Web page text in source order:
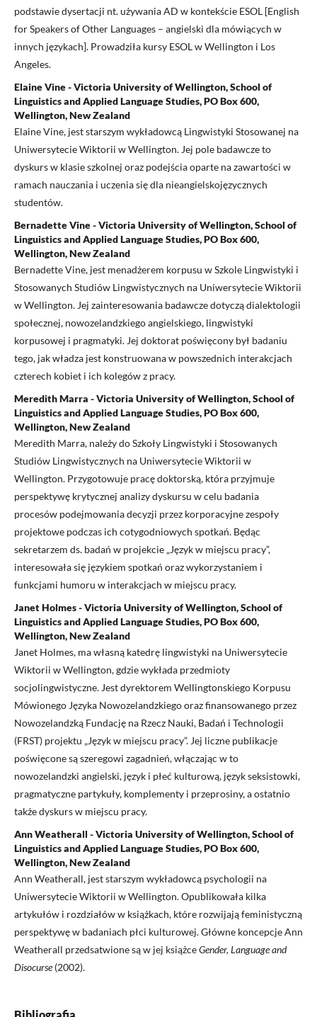
podstawie dysertacji nt. używania AD w kontekście ESOL [English
for Speakers of Other Languages – angielski dla mówiących w
innych językach]. Prowadziła kursy ESOL w Wellington i Los
Angeles.
Elaine Vine - Victoria University of Wellington, School of
Linguistics and Applied Language Studies, PO Box 600,
Wellington, New Zealand
Elaine Vine, jest starszym wykładowcą Lingwistyki Stosowanej na
Uniwersytecie Wiktorii w Wellington. Jej pole badawcze to
dyskurs w klasie szkolnej oraz podejścia oparte na zawartości w
ramach nauczania i uczenia się dla nieangielskojęzycznych
studentów.
Bernadette Vine - Victoria University of Wellington, School of
Linguistics and Applied Language Studies, PO Box 600,
Wellington, New Zealand
Bernadette Vine, jest menadżerem korpusu w Szkole Lingwistyki i
Stosowanych Studiów Lingwistycznych na Uniwersytecie Wiktorii
w Wellington. Jej zainteresowania badawcze dotyczą dialektologii
społecznej, nowozelandzkiego angielskiego, lingwistyki
korpusowej i pragmatyki. Jej doktorat poświęcony był badaniu
tego, jak władza jest konstruowana w powszednich interakcjach
czterech kobiet i ich kolegów z pracy.
Meredith Marra - Victoria University of Wellington, School of
Linguistics and Applied Language Studies, PO Box 600,
Wellington, New Zealand
Meredith Marra, należy do Szkoły Lingwistyki i Stosowanych
Studiów Lingwistycznych na Uniwersytecie Wiktorii w
Wellington. Przygotowuje pracę doktorską, która przyjmuje
perspektywę krytycznej analizy dyskursu w celu badania
procesów podejmowania decyzji przez korporacyjne zespoły
projektowe podczas ich cotygodniowych spotkań. Będąc
sekretarzem ds. badań w projekcie „Język w miejscu pracy”,
interesowała się językiem spotkań oraz wykorzystaniem i
funkcjami humoru w interakcjach w miejscu pracy.
Janet Holmes - Victoria University of Wellington, School of
Linguistics and Applied Language Studies, PO Box 600,
Wellington, New Zealand
Janet Holmes, ma własną katedrę lingwistyki na Uniwersytecie
Wiktorii w Wellington, gdzie wykłada przedmioty
socjolingwistyczne. Jest dyrektorem Wellingtonskiego Korpusu
Mówionego Języka Nowozelandzkiego oraz finansowanego przez
Nowozelandzką Fundację na Rzecz Nauki, Badań i Technologii
(FRST) projektu „Język w miejscu pracy”. Jej liczne publikacje
poświęcone są szeregowi zagadnień, włączając w to
nowozelandzki angielski, język i płeć kulturową, język seksistowki,
pragmatyczne partykuły, komplementy i przeprosiny, a ostatnio
także dyskurs w miejscu pracy.
Ann Weatherall - Victoria University of Wellington, School of
Linguistics and Applied Language Studies, PO Box 600,
Wellington, New Zealand
Ann Weatherall, jest starszym wykładowcą psychologii na
Uniwersytecie Wiktorii w Wellington. Opublikowała kilka
artykułów i rozdziałów w książkach, które rozwijają feministyczną
perspektywę w badaniach płci kulturowej. Główne koncepcje Ann
Weatherall przedsatwione są w jej książceGender, Language and
Disocurse(2002).